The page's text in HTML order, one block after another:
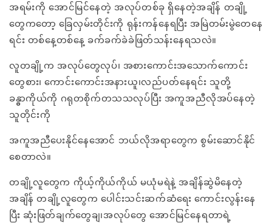
အရမ်းကို အောင်မြင်နေတဲ့ အလုပ်တစ်ခု ရှိနေတဲ့အချိန် တချို့
တွေကတော့ ခြေလှမ်းတိုင်းကို ရုန်းကန်နေရပြီး အမြဲတမ်းမွဲတေနေ
ရင်း တစ်နေ့တစ်နေ့ ခက်ခက်ခဲခဲဖြတ်သန်းနေရသလဲ။
လူတချို့က အလုပ်တွေလုပ်၊ အစားကောင်းအသောက်ကောင်း
တွေစား၊ ကောင်းကောင်းအနားယူ၊လည်ပတ်နေရင်း သူတို့
ခန္ဓာကိုယ်ကို ဂရုတစိုက်တသသလုပ်ပြီး အကူအညီလိုအပ်နေတဲ့
သူတိုင်းကို
အကူအညီပေးနိုင်နေအောင် ဘယ်လိုအရာတွေက စွမ်းဆောင်နိုင်
စေတာလဲ။
တချို့လူတွေက ကိုယ့်ကိုယ်ကိုယ် မယုံမရဲနဲ့ အချိန်ဆွဲမိနေတဲ့
အချိန် တချို့လူတွေက ပေါင်းသင်းဆက်ဆံရေး ကောင်းလွန်းနေ
ပြီး ဆုံးဖြတ်ချက်တွေချ၊အလုပ်တွေ အောင်မြင်နေရတာရဲ့